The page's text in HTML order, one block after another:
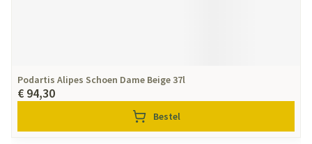
Podartis Alipes Schoen Dame Beige 37l
€ 94,30
Bestel